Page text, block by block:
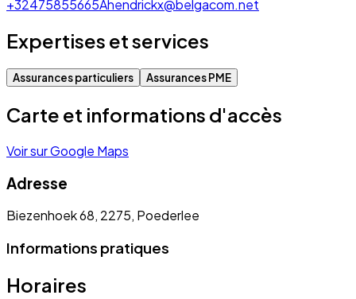
+32475855665Ahendrickx@belgacom.net
Expertises et services
Assurances particuliers Assurances PME
Carte et informations d'accès
Voir sur Google Maps
Adresse
Biezenhoek 68, 2275, Poederlee
Informations pratiques
Horaires